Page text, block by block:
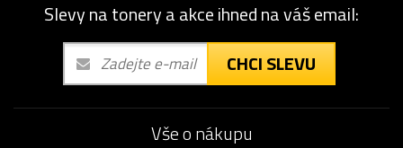
Slevy na tonery a akce ihned na váš email:
CHCI SLEVU
Vše o nákupu